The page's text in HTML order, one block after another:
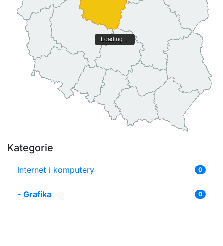
Loading ...
Kategorie
Internet i komputery 0
- Grafika 0